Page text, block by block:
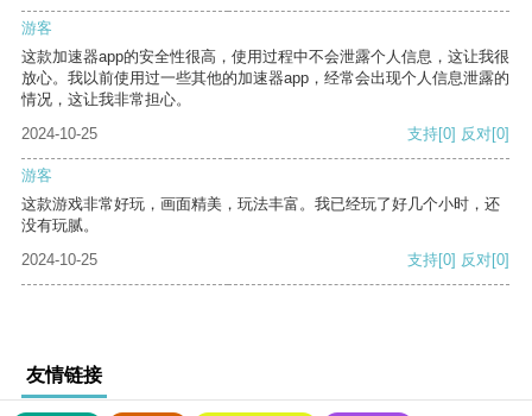
游客
这款加速器app的安全性很高，使用过程中不会泄露个人信息，这让我很
放心。我以前使用过一些其他的加速器app，经常会出现个人信息泄露的
情况，这让我非常担心。
2024-10-25
支持[0] 反对[0]
游客
这款游戏非常好玩，画面精美，玩法丰富。我已经玩了好几个小时，还
没有玩腻。
2024-10-25
支持[0] 反对[0]
友情链接